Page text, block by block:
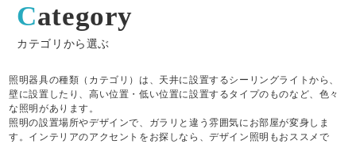
Category
カテゴリから選ぶ
照明器具の種類（カテゴリ）は、天井に設置するシーリングライトから、
壁に設置したり、高い位置・低い位置に設置するタイプのものなど、色々
な照明があります。
照明の設置場所やデザインで、ガラリと違う雰囲気にお部屋が変身しま
す。インテリアのアクセントをお探しなら、デザイン照明もおススメで